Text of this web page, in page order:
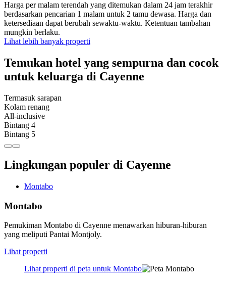
Harga per malam terendah yang ditemukan dalam 24 jam terakhir
berdasarkan pencarian 1 malam untuk 2 tamu dewasa. Harga dan
ketersediaan dapat berubah sewaktu-waktu. Ketentuan tambahan
mungkin berlaku.
Lihat lebih banyak properti
Temukan hotel yang sempurna dan cocok
untuk keluarga di Cayenne
Termasuk sarapan
Kolam renang
All-inclusive
Bintang 4
Bintang 5
Lingkungan populer di Cayenne
Montabo
Montabo
Pemukiman Montabo di Cayenne menawarkan hiburan-hiburan
yang meliputi Pantai Montjoly.
Lihat properti
Lihat properti di peta untuk Montabo